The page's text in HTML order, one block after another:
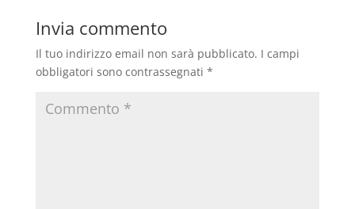
Invia commento
Il tuo indirizzo email non sarà pubblicato. I campi
obbligatori sono contrassegnati *